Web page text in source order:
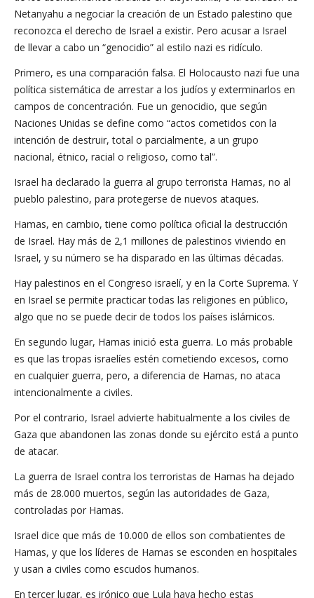
Netanyahu a negociar la creación de un Estado palestino que
reconozca el derecho de Israel a existir. Pero acusar a Israel
de llevar a cabo un “genocidio” al estilo nazi es ridículo.
Primero, es una comparación falsa. El Holocausto nazi fue una
política sistemática de arrestar a los judíos y exterminarlos en
campos de concentración. Fue un genocidio, que según
Naciones Unidas se define como “actos cometidos con la
intención de destruir, total o parcialmente, a un grupo
nacional, étnico, racial o religioso, como tal”.
Israel ha declarado la guerra al grupo terrorista Hamas, no al
pueblo palestino, para protegerse de nuevos ataques.
Hamas, en cambio, tiene como política oficial la destrucción
de Israel. Hay más de 2,1 millones de palestinos viviendo en
Israel, y su número se ha disparado en las últimas décadas.
Hay palestinos en el Congreso israelí, y en la Corte Suprema. Y
en Israel se permite practicar todas las religiones en público,
algo que no se puede decir de todos los países islámicos.
En segundo lugar, Hamas inició esta guerra. Lo más probable
es que las tropas israelíes estén cometiendo excesos, como
en cualquier guerra, pero, a diferencia de Hamas, no ataca
intencionalmente a civiles.
Por el contrario, Israel advierte habitualmente a los civiles de
Gaza que abandonen las zonas donde su ejército está a punto
de atacar.
La guerra de Israel contra los terroristas de Hamas ha dejado
más de 28.000 muertos, según las autoridades de Gaza,
controladas por Hamas.
Israel dice que más de 10.000 de ellos son combatientes de
Hamas, y que los líderes de Hamas se esconden en hospitales
y usan a civiles como escudos humanos.
En tercer lugar, es irónico que Lula haya hecho estas